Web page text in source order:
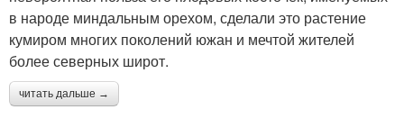
в народе миндальным орехом, сделали это растение
кумиром многих поколений южан и мечтой жителей
более северных широт.
читать дальше →